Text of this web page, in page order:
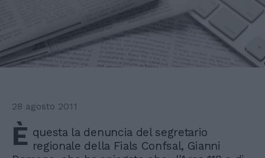
28 agosto 2011
È questa la denuncia del segretario
regionale della Fials Confsal, Gianni